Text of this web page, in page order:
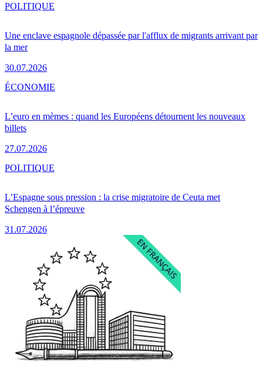
Une enclave espagnole dépassée par l'afflux de migrants arrivant par
la mer
30.07.2026
POLITIQUE
L’euro en mèmes : quand les Européens détournent les nouveaux
billets
27.07.2026
ÉCONOMIE
L’Espagne sous pression : la crise migratoire de Ceuta met
Schengen à l’épreuve
31.07.2026
POLITIQUE